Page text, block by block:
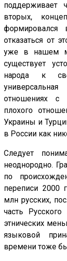
поддерживает
вторых,
формировался
отказаться от
уже в нашем
существует
народа к
отношениях с
плохого
Украины и
в России как
Следует
неоднородно.
по
переписи 2000
млн русских,
часть
этнических
языковой
времени тоже